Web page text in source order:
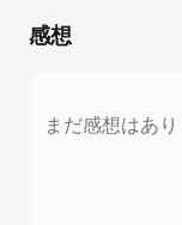
感想
まだ感想はあ